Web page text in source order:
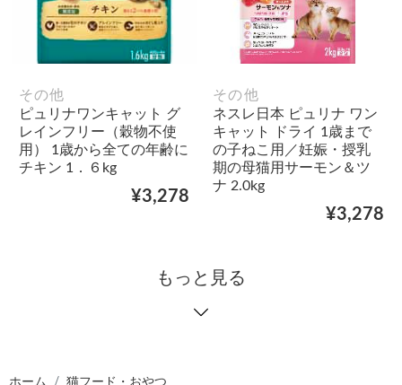
その他
ピュリナワンキャット グ
レインフリー（穀物不使
用） 1歳から全ての年齢に
チキン 1．６kg
¥3,278
その他
ネスレ日本 ピュリナ ワン
キャット ドライ 1歳まで
の子ねこ用／妊娠・授乳
期の母猫用サーモン＆ツ
ナ 2.0kg
¥3,278
もっと見る